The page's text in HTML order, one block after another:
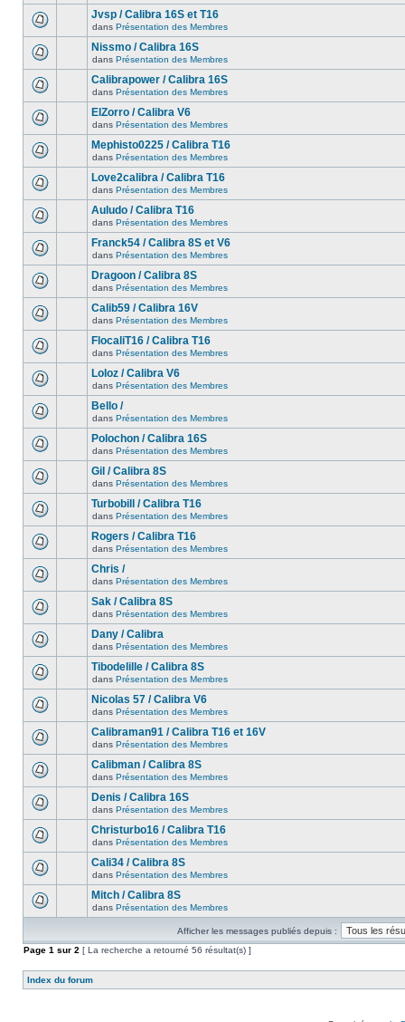
Jvsp / Calibra 16S et T16
dans Présentation des Membres
Nissmo / Calibra 16S
dans Présentation des Membres
Calibrapower / Calibra 16S
dans Présentation des Membres
ElZorro / Calibra V6
dans Présentation des Membres
Mephisto0225 / Calibra T16
dans Présentation des Membres
Love2calibra / Calibra T16
dans Présentation des Membres
Auludo / Calibra T16
dans Présentation des Membres
Franck54 / Calibra 8S et V6
dans Présentation des Membres
Dragoon / Calibra 8S
dans Présentation des Membres
Calib59 / Calibra 16V
dans Présentation des Membres
FlocaliT16 / Calibra T16
dans Présentation des Membres
Loloz / Calibra V6
dans Présentation des Membres
Bello /
dans Présentation des Membres
Polochon / Calibra 16S
dans Présentation des Membres
Gil / Calibra 8S
dans Présentation des Membres
Turbobill / Calibra T16
dans Présentation des Membres
Rogers / Calibra T16
dans Présentation des Membres
Chris /
dans Présentation des Membres
Sak / Calibra 8S
dans Présentation des Membres
Dany / Calibra
dans Présentation des Membres
Tibodelille / Calibra 8S
dans Présentation des Membres
Nicolas 57 / Calibra V6
dans Présentation des Membres
Calibraman91 / Calibra T16 et 16V
dans Présentation des Membres
Calibman / Calibra 8S
dans Présentation des Membres
Denis / Calibra 16S
dans Présentation des Membres
Christurbo16 / Calibra T16
dans Présentation des Membres
Cali34 / Calibra 8S
dans Présentation des Membres
Mitch / Calibra 8S
dans Présentation des Membres
Afficher les messages publiés depuis :
Page 1 sur 2 [ La recherche a retourné 56 résultat(s) ]
Index du forum